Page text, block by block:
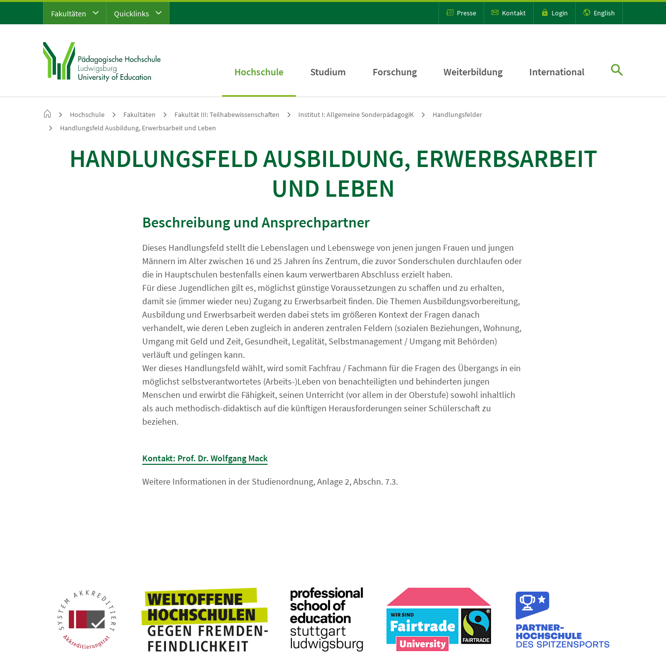
Fakultäten Quicklinks Presse Kontakt Login English
Hochschule Studium Forschung Weiterbildung International
Hochschule Fakultäten Fakultät III: Teilhabewissenschaften Institut I: Allgemeine SonderpädagogiK
Handlungsfelder
Handlungsfeld Ausbildung, Erwerbsarbeit und Leben
HANDLUNGSFELD AUSBILDUNG, ERWERBSARBEIT
UND LEBEN
Beschreibung und Ansprechpartner
Dieses Handlungsfeld stellt die Lebenslagen und Lebenswege von jenen jungen Frauen und jungen
Männern im Alter zwischen 16 und 25 Jahren íns Zentrum, die zuvor Sonderschulen durchlaufen oder
die in Hauptschulen bestenfalls einen kaum verwertbaren Abschluss erzielt haben.
Für diese Jugendlichen gilt es, möglichst günstige Voraussetzungen zu schaffen und zu erhalten,
damit sie (immer wieder neu) Zugang zu Erwerbsarbeit finden. Die Themen Ausbildungsvorbereitung,
Ausbildung und Erwerbsarbeit werden dabei stets im größeren Kontext der Fragen danach
verhandelt, wie deren Leben zugleich in anderen zentralen Feldern (sozialen Beziehungen, Wohnung,
Umgang mit Geld und Zeit, Gesundheit, Legalität, Selbstmanagement / Umgang mit Behörden)
verläuft und gelingen kann.
Wer dieses Handlungsfeld wählt, wird somit Fachfrau / Fachmann für die Fragen des Übergangs in ein
möglichst selbstverantwortetes (Arbeits-)Leben von benachteiligten und behinderten jungen
Menschen und erwirbt die Fähigkeit, seinen Unterricht (vor allem in der Oberstufe) sowohl inhaltlich
als auch methodisch-didaktisch auf die künftigen Herausforderungen seiner Schülerschaft zu
beziehen.
Kontakt: Prof. Dr. Wolfgang Mack
Weitere Informationen in der Studienordnung, Anlage 2, Abschn. 7.3.